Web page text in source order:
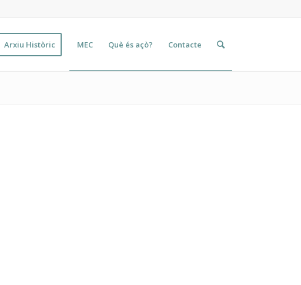
Arxiu Històric MEC Què és açò? Contacte